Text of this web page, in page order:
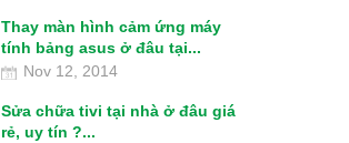
Thay màn hình cảm ứng máy
tính bảng asus ở đâu tại...
Nov 12, 2014
Sửa chữa tivi tại nhà ở đâu giá
rẻ, uy tín ?...